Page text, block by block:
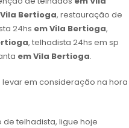
Bertioga, restauração de
24hs em Vila Bertioga,
, telhadista 24hs em sp
em Vila Bertioga.
levar em consideração na hora
telhadista, ligue hoje